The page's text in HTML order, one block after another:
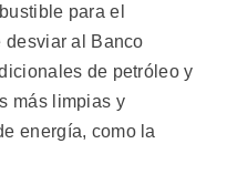
para el
desviar al Banco
de petróleo y
más limpias y
energía, como la